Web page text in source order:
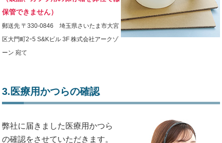
保管できません）
郵送先 〒330-0846 埼玉県さいたま市大宮
区大門町2ｰ5 S&Kビル 3F 株式会社アークゾ
ーン 宛て
3.医療用かつらの確認
弊社に届きました医療用かつら
の確認をさせていただきます。